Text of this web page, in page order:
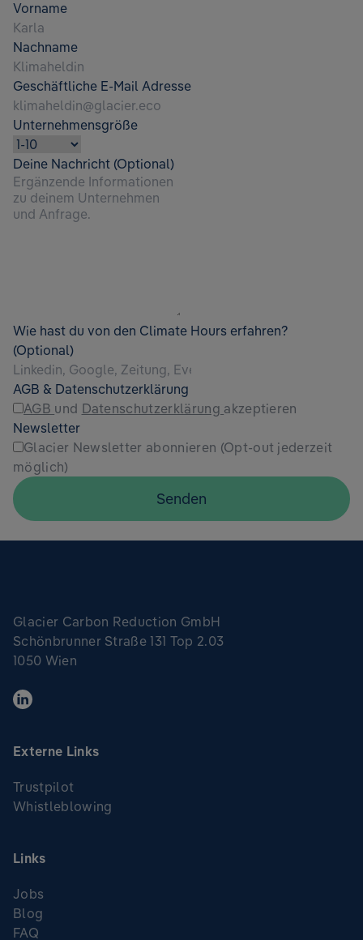
Vorname
Nachname
Geschäftliche E-Mail Adresse
Unternehmensgröße
Deine Nachricht (Optional)
Wie hast du von den Climate Hours erfahren?
(Optional)
AGB & Datenschutzerklärung
AGB und Datenschutzerklärung akzeptieren
Newsletter
Glacier Newsletter abonnieren (Opt-out jederzeit
möglich)
Senden
Glacier Carbon Reduction GmbH
Schönbrunner Straße 131 Top 2.03
1050 Wien
Externe Links
Trustpilot
Whistleblowing
Links
Jobs
Blog
FAQ